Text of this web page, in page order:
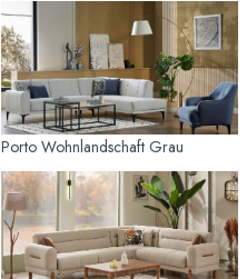
Porto Wohnlandschaft Grau